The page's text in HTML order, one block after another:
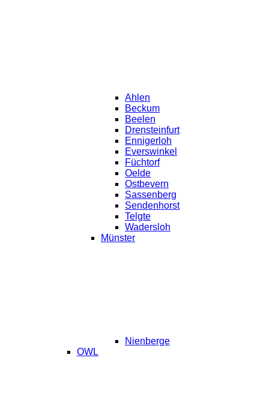
Ahlen
Beckum
Beelen
Drensteinfurt
Ennigerloh
Everswinkel
Füchtorf
Oelde
Ostbevern
Sassenberg
Sendenhorst
Telgte
Wadersloh
Münster
Nienberge
OWL